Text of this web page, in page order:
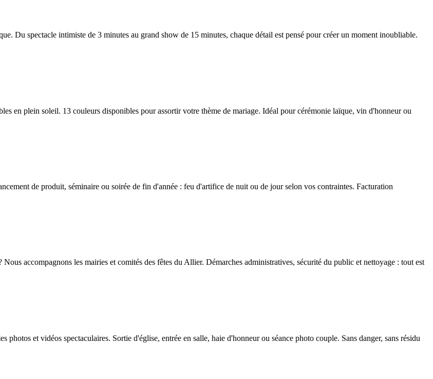
Du spectacle intimiste de 3 minutes au grand show de 15 minutes, chaque détail est pensé pour créer un moment inoubliable.
en plein soleil. 13 couleurs disponibles pour assortir votre thème de mariage. Idéal pour cérémonie laïque, vin d'honneur ou
de produit, séminaire ou soirée de fin d'année : feu d'artifice de nuit ou de jour selon vos contraintes. Facturation
accompagnons les mairies et comités des fêtes du Allier. Démarches administratives, sécurité du public et nettoyage : tout est
et vidéos spectaculaires. Sortie d'église, entrée en salle, haie d'honneur ou séance photo couple. Sans danger, sans résidu